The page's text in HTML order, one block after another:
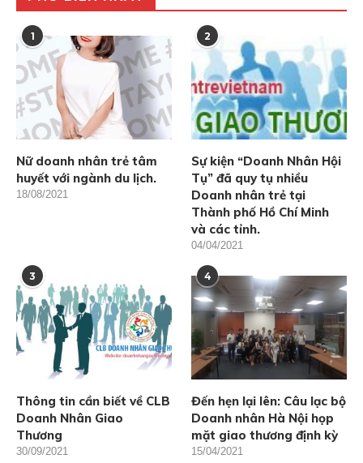
1
Nữ doanh nhân trẻ tâm
huyết với ngành du lịch.
18/08/2021
2
Sự kiện “Doanh Nhân Hội
Tụ” đã quy tụ nhiều
Doanh nhân trẻ tại
Thành phố Hồ Chí Minh
và các tỉnh.
04/04/2021
3
Thông tin cần biết về CLB
Doanh Nhân Giao
Thương
30/09/2021
4
Đến hẹn lại lên: Câu lạc bộ
Doanh nhân Hà Nội họp
mặt giao thương định kỳ
15/04/2021